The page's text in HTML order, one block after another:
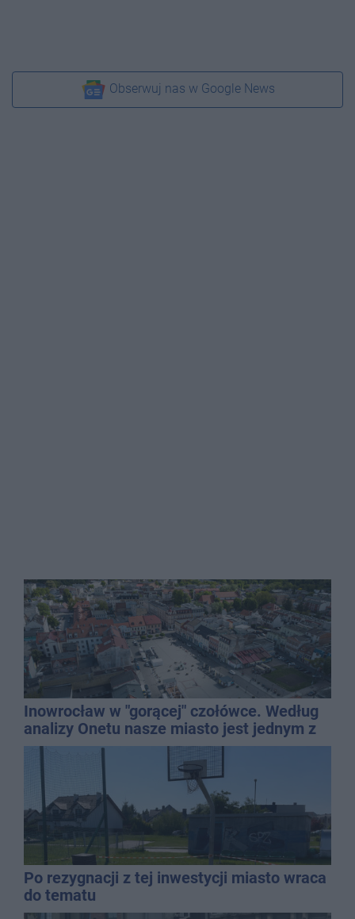
Obserwuj nas w Google News
Inowrocław w "gorącej" czołówce. Według
analizy Onetu nasze miasto jest jednym z
najbardziej narażonych na upały
Po rezygnacji z tej inwestycji miasto wraca
do tematu